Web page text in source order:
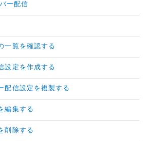
ー配信
一覧を確認する
設定を作成する
配信設定を複製する
編集する
削除する